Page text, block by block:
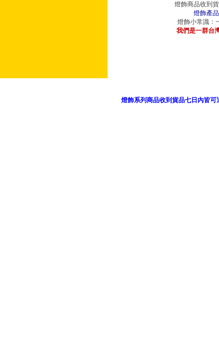
燈飾商品收到
燈飾產
燈飾小常識：
我們是一群台
燈飾系列商品收到貨品七日內皆